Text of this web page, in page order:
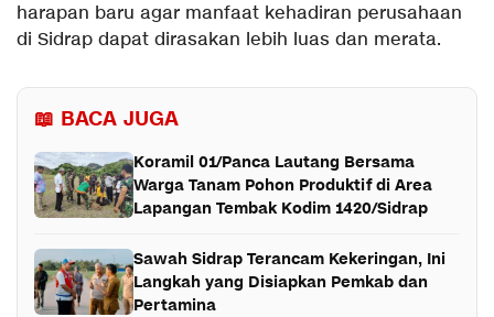
harapan baru agar manfaat kehadiran perusahaan
di Sidrap dapat dirasakan lebih luas dan merata.
📖 BACA JUGA
Koramil 01/Panca Lautang Bersama
Warga Tanam Pohon Produktif di Area
Lapangan Tembak Kodim 1420/Sidrap
Sawah Sidrap Terancam Kekeringan, Ini
Langkah yang Disiapkan Pemkab dan
Pertamina